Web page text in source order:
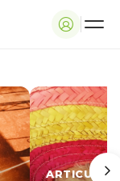
ARTICULOS